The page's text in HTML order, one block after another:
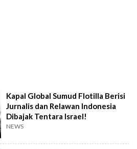
Kapal Global Sumud Flotilla Berisi
Jurnalis dan Relawan Indonesia
Dibajak Tentara Israel!
NEWS